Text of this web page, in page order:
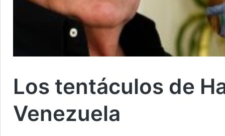
Los tentáculos de
Venezuela